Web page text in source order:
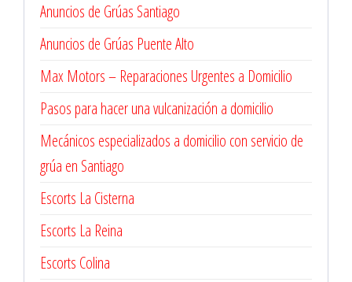
Anuncios de Grúas Santiago
Anuncios de Grúas Puente Alto
Max Motors – Reparaciones Urgentes a Domicilio
Pasos para hacer una vulcanización a domicilio
Mecánicos especializados a domicilio con servicio de
grúa en Santiago
Escorts La Cisterna
Escorts La Reina
Escorts Colina